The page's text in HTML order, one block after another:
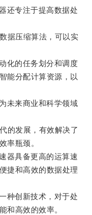
专注于提高数据处
压缩算法，可以实
的任务划分和调度
能分配计算资源，以
来商业和科学领域
发展，有效解决了
率瓶颈。
具备更高的运算速
捷和高效的数据处理
创新技术，对于处
和高效的效率。